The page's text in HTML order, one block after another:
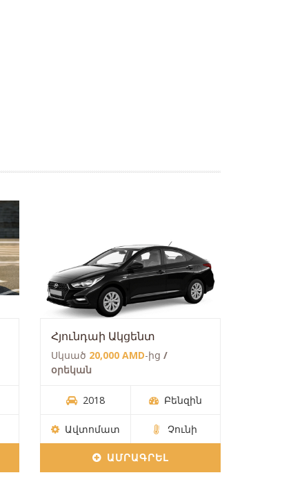
Հյունդաի Ակցենտ
Սկսած 20,000 AMD-ից /
օրեկան
2018 Բենզին
Ավտոմատ Չունի
ԱՄՐԱԳՐԵԼ